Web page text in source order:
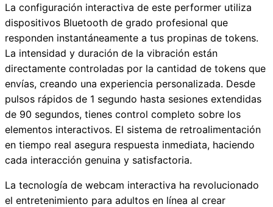
La configuración interactiva de este performer utiliza
dispositivos Bluetooth de grado profesional que
responden instantáneamente a tus propinas de tokens.
La intensidad y duración de la vibración están
directamente controladas por la cantidad de tokens que
envías, creando una experiencia personalizada. Desde
pulsos rápidos de 1 segundo hasta sesiones extendidas
de 90 segundos, tienes control completo sobre los
elementos interactivos. El sistema de retroalimentación
en tiempo real asegura respuesta inmediata, haciendo
cada interacción genuina y satisfactoria.
La tecnología de webcam interactiva ha revolucionado
el entretenimiento para adultos en línea al crear